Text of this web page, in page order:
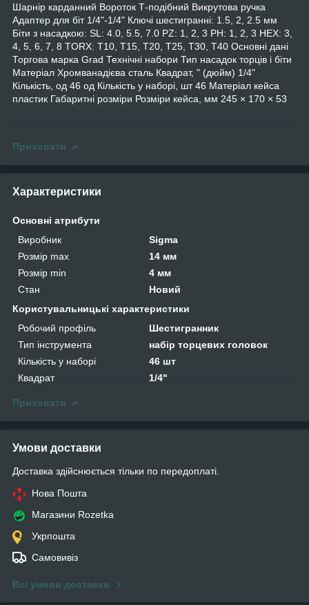
Шарнір карданний Вороток Т-подібний Викрутова ручка
Адаптер для біт 1/4"-1/4" Ключі шестигранні: 1.5, 2, 2.5 мм
Біти з насадкою: SL: 4.0, 5.5, 7.0 PZ: 1, 2, 3 PH: 1, 2, 3 HEX: 3,
4, 5, 6, 7, 8 TORX: T10, T15, T20, T25, T30, T40 Основні дані
Торгова марка Grad Технічні набори Тип насадок торців і біти
Матеріал Хромванадієва сталь Квадрат, " (дюйм) 1/4"
Кількість, од 46 од Кількість у наборі, шт 46 Матеріал кейса
пластик Габаритні розміри Розміри кейса, мм 245 × 170 × 53
Приховати
Характеристики
Основні атрибути
Виробник
Sigma
Розмір max
14 мм
Розмір min
4 мм
Стан
Новий
Користувальницькі характеристики
Робочий профіль
Шестигранник
Тип інструмента
набір торцевих головок
Кількість у наборі
46 шт
Квадрат
1/4"
Приховати
Умови доставки
Доставка здійснюється тільки по передоплаті.
Нова Пошта
Магазини Rozetka
Укрпошта
Самовивіз
Всі умови доставки